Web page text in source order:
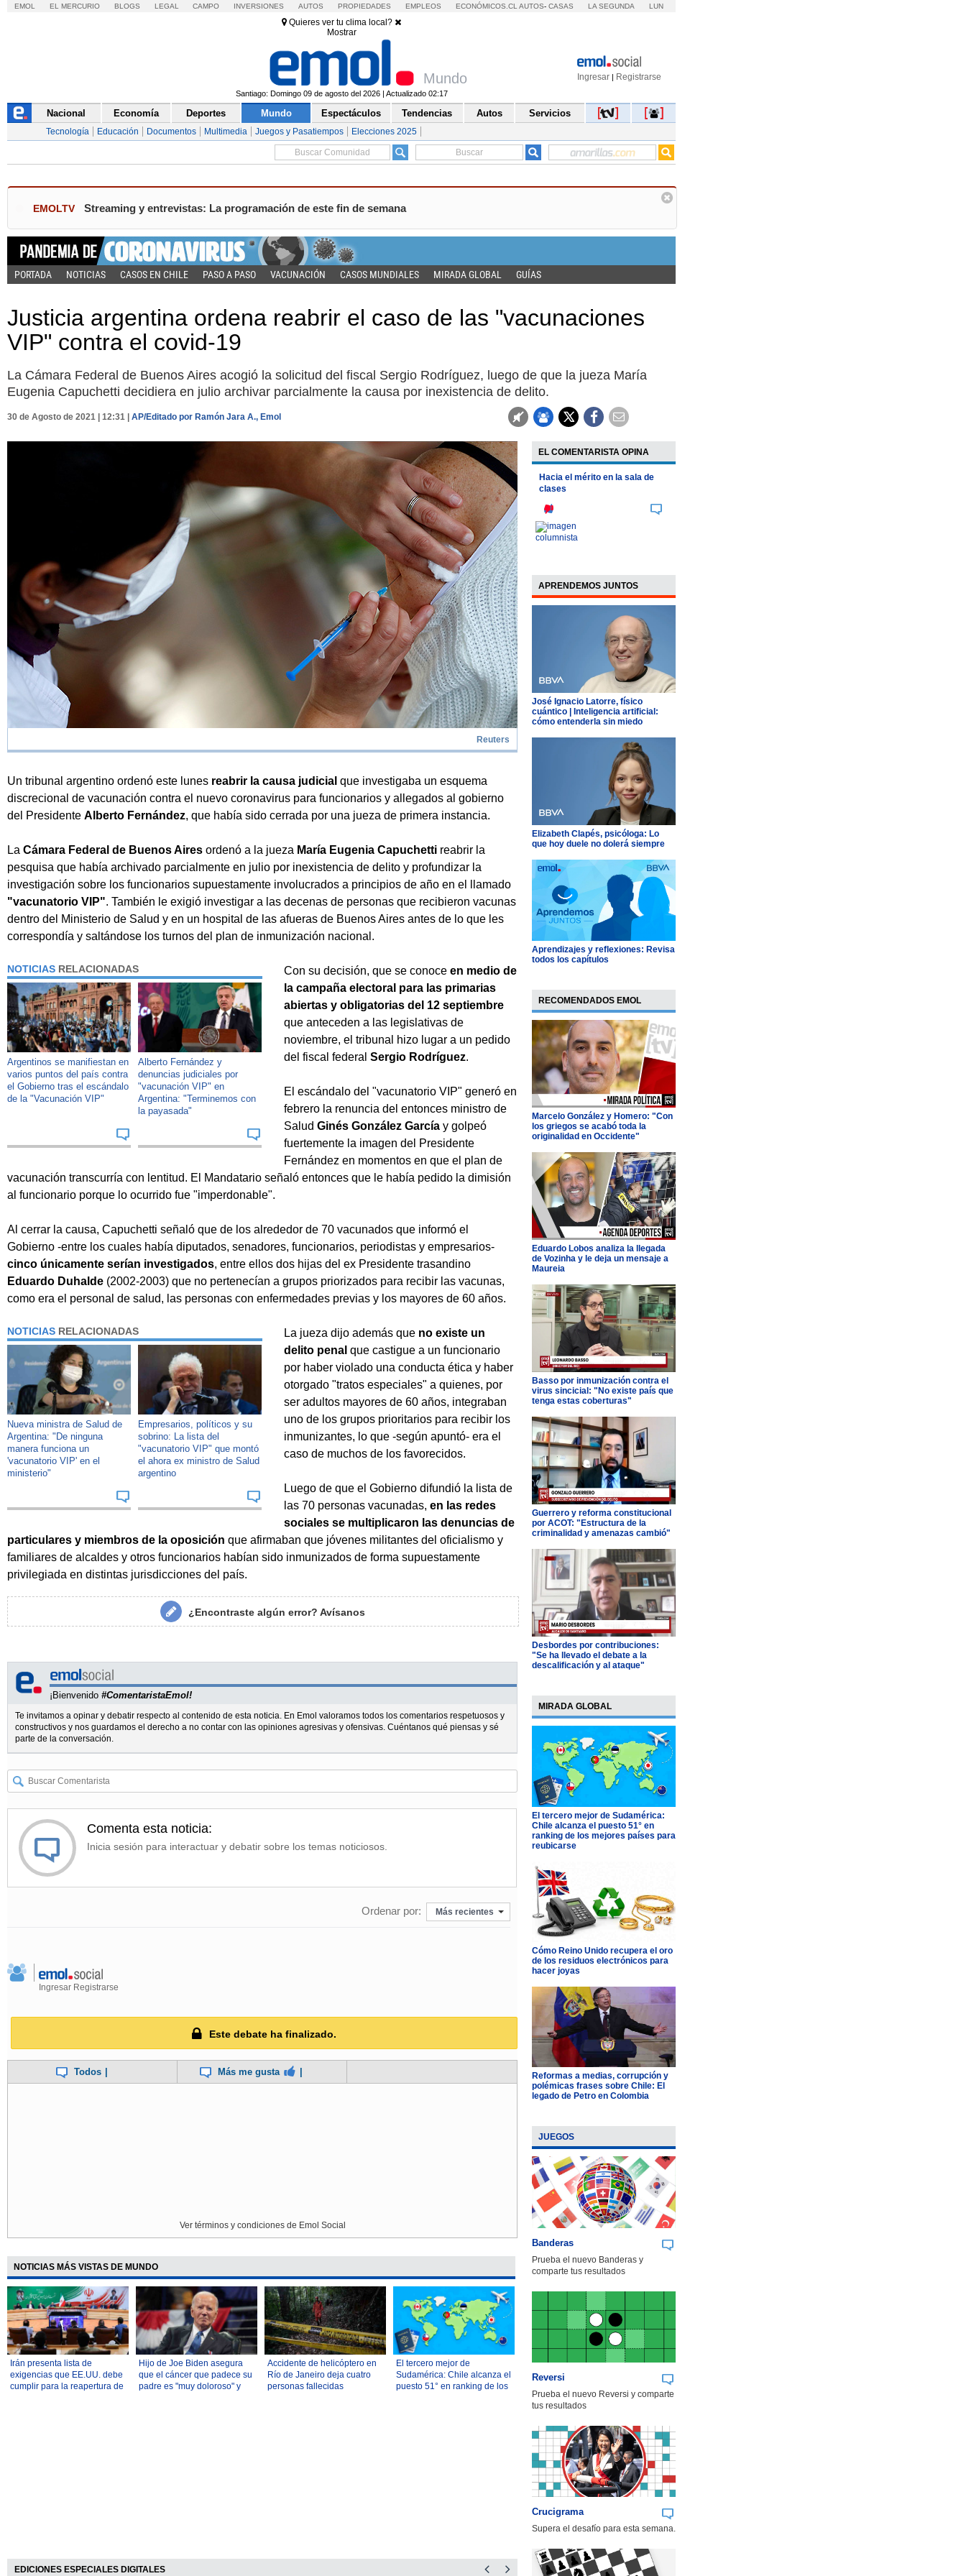
EMOL EL MERCURIO BLOGS LEGAL CAMPO INVERSIONES AUTOS PROPIEDADES EMPLEOS ECONÓMICOS.CL AUTOS- CASAS LA SEGUNDA LUN
Quieres ver tu clima local?
Mostrar
Ingresar | Registrarse
Mundo
Santiago: Domingo 09 de agosto del 2026 | Actualizado 02:17
Nacional Economía Deportes Mundo Espectáculos Tendencias Autos Servicios
Tecnología Educación Documentos Multimedia Juegos y Pasatiempos Elecciones 2025
EMOLTV Streaming y entrevistas: La programación de este fin de semana
PORTADA NOTICIAS CASOS EN CHILE PASO A PASO VACUNACIÓN CASOS MUNDIALES MIRADA GLOBAL GUÍAS
Justicia argentina ordena reabrir el caso de las "vacunaciones
VIP" contra el covid-19
La Cámara Federal de Buenos Aires acogió la solicitud del fiscal Sergio Rodríguez, luego de que la jueza María
Eugenia Capuchetti decidiera en julio archivar parcialmente la causa por inexistencia de delito.
30 de Agosto de 2021 | 12:31 | AP/Editado por Ramón Jara A., Emol
Reuters
Un tribunal argentino ordenó este lunes reabrir la causa judicial que investigaba un esquema
discrecional de vacunación contra el nuevo coronavirus para funcionarios y allegados al gobierno
del Presidente Alberto Fernández, que había sido cerrada por una jueza de primera instancia.
La Cámara Federal de Buenos Aires ordenó a la jueza María Eugenia Capuchetti reabrir la
pesquisa que había archivado parcialmente en julio por inexistencia de delito y profundizar la
investigación sobre los funcionarios supuestamente involucrados a principios de año en el llamado
"vacunatorio VIP". También le exigió investigar a las decenas de personas que recibieron vacunas
dentro del Ministerio de Salud y en un hospital de las afueras de Buenos Aires antes de lo que les
correspondía y saltándose los turnos del plan de inmunización nacional.
NOTICIAS RELACIONADAS
Argentinos se manifiestan en
varios puntos del país contra
el Gobierno tras el escándalo
de la "Vacunación VIP"
Alberto Fernández y
denuncias judiciales por
"vacunación VIP" en
Argentina: "Terminemos con
la payasada"
Con su decisión, que se conoce en medio de
la campaña electoral para las primarias
abiertas y obligatorias del 12 septiembre
que anteceden a las legislativas de
noviembre, el tribunal hizo lugar a un pedido
del fiscal federal Sergio Rodríguez.
El escándalo del "vacunatorio VIP" generó en
febrero la renuncia del entonces ministro de
Salud Ginés González Garcíay golpeó
fuertemente la imagen del Presidente
Fernández en momentos en que el plan de
vacunación transcurría con lentitud. El Mandatario señaló entonces que le había pedido la dimisión
al funcionario porque lo ocurrido fue "imperdonable".
Al cerrar la causa, Capuchetti señaló que de los alrededor de 70 vacunados que informó el
Gobierno -entre los cuales había diputados, senadores, funcionarios, periodistas y empresarios-
cinco únicamente serían investigados, entre ellos dos hijas del ex Presidente trasandino
Eduardo Duhalde (2002-2003) que no pertenecían a grupos priorizados para recibir las vacunas,
como era el personal de salud, las personas con enfermedades previas y los mayores de 60 años.
NOTICIAS RELACIONADAS
Nueva ministra de Salud de
Argentina: "De ninguna
manera funciona un
'vacunatorio VIP' en el
ministerio"
Empresarios, políticos y su
sobrino: La lista del
"vacunatorio VIP" que montó
el ahora ex ministro de Salud
argentino
La jueza dijo además queno existe un
delito penal que castigue a un funcionario
por haber violado una conducta ética y haber
otorgado "tratos especiales" a quienes, por
ser adultos mayores de 60 años, integraban
uno de los grupos prioritarios para recibir los
inmunizantes, lo que -según apuntó- era el
caso de muchos de los favorecidos.
Luego de que el Gobierno difundió la lista de
las 70 personas vacunadas, en las redes
sociales se multiplicaron las denuncias de
particulares y miembros de la oposición que afirmaban que jóvenes militantes del oficialismo y
familiares de alcaldes y otros funcionarios habían sido inmunizados de forma supuestamente
privilegiada en distintas jurisdicciones del país.
¿Encontraste algún error?Avísanos
¡Bienvenido #ComentaristaEmol!
Te invitamos a opinar y debatir respecto al contenido de esta noticia. En Emol valoramos todos los comentarios respetuosos y
constructivos y nos guardamos el derecho a no contar con las opiniones agresivas y ofensivas. Cuéntanos qué piensas y sé
parte de la conversación.
Comenta esta noticia:
Inicia sesión para interactuar y debatir sobre los temas noticiosos.
Ordenar por: Más recientes
Ingresar Registrarse
Este debate ha finalizado.
Todos Más me gusta
Ver términos y condiciones de Emol Social
NOTICIAS MÁS VISTAS DE MUNDO
Irán presenta lista de
exigencias que EE.UU. debe
cumplir para la reapertura de
Hijo de Joe Biden asegura
que el cáncer que padece su
padre es "muy doloroso" y
Accidente de helicóptero en
Río de Janeiro deja cuatro
personas fallecidas
El tercero mejor de
Sudamérica: Chile alcanza el
puesto 51° en ranking de los
EDICIONES ESPECIALES DIGITALES
EL COMENTARISTA OPINA
Hacia el mérito en la sala de
clases
APRENDEMOS JUNTOS
José Ignacio Latorre, físico
cuántico | Inteligencia artificial:
cómo entenderla sin miedo
Elizabeth Clapés, psicóloga: Lo
que hoy duele no dolerá siempre
Aprendizajes y reflexiones: Revisa
todos los capítulos
RECOMENDADOS EMOL
Marcelo González y Homero: "Con
los griegos se acabó toda la
originalidad en Occidente"
Eduardo Lobos analiza la llegada
de Vozinha y le deja un mensaje a
Maureia
Basso por inmunización contra el
virus sincicial: "No existe país que
tenga estas coberturas"
Guerrero y reforma constitucional
por ACOT: "Estructura de la
criminalidad y amenazas cambió"
Desbordes por contribuciones:
"Se ha llevado el debate a la
descalificación y al ataque"
MIRADA GLOBAL
El tercero mejor de Sudamérica:
Chile alcanza el puesto 51° en
ranking de los mejores países para
reubicarse
Cómo Reino Unido recupera el oro
de los residuos electrónicos para
hacer joyas
Reformas a medias, corrupción y
polémicas frases sobre Chile: El
legado de Petro en Colombia
JUEGOS
Banderas
Prueba el nuevo Banderas y
comparte tus resultados
Reversi
Prueba el nuevo Reversi y comparte
tus resultados
Crucigrama
Supera el desafío para esta semana.